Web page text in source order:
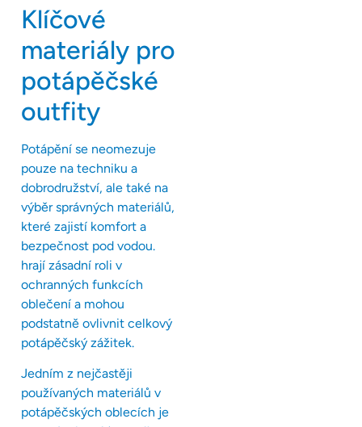
Klíčové
materiály pro
potápěčské
outfity
Potápění se neomezuje
pouze na techniku a
dobrodružství, ale také na
výběr správných materiálů,
které zajistí komfort a
bezpečnost pod vodou.
hrají zásadní roli v
ochranných funkcích
oblečení a mohou
podstatně ovlivnit celkový
potápěčský zážitek.
Jedním z nejčastěji
používaných materiálů v
potápěčských oblecích je